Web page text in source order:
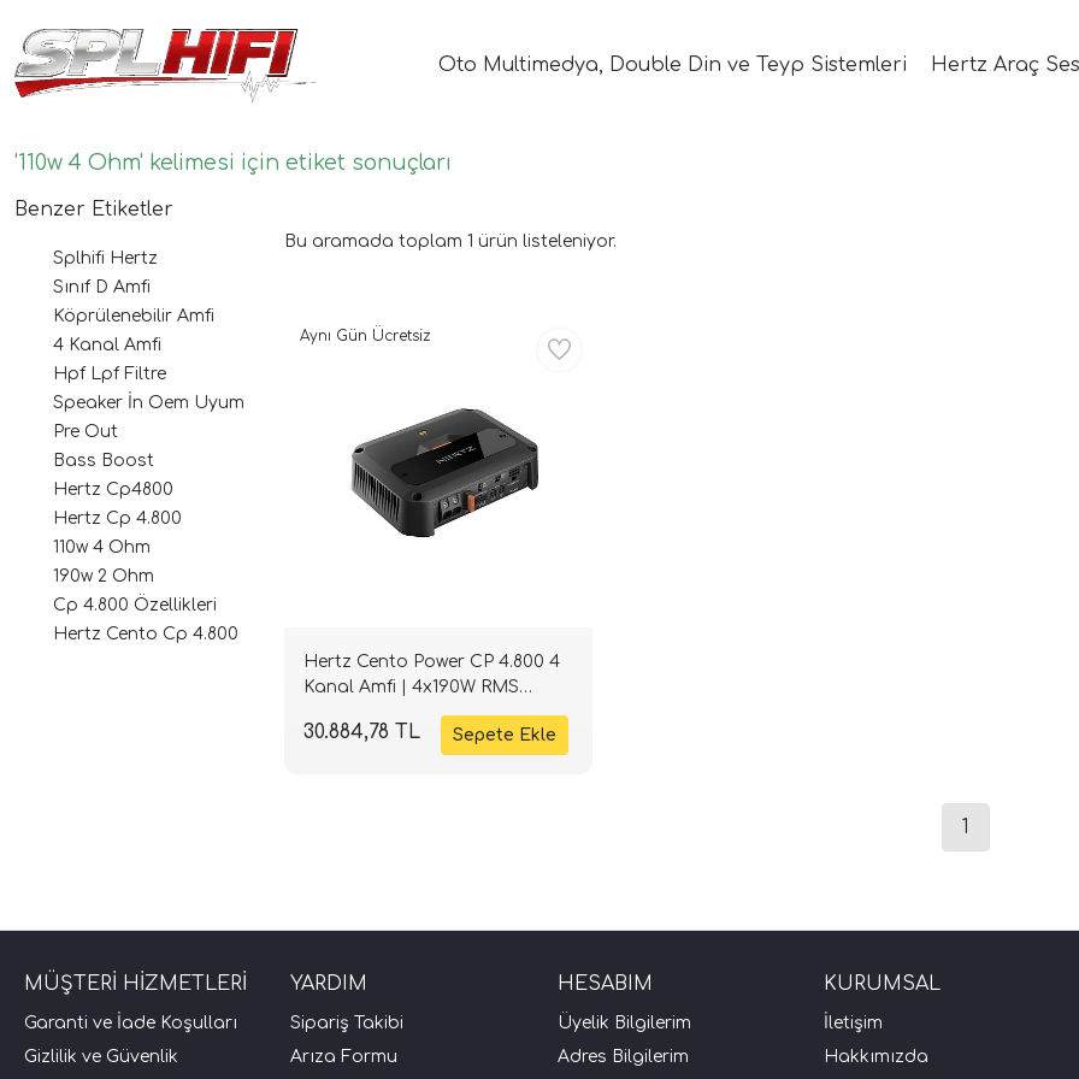
Oto Multimedya, Double Din ve Teyp Sistemleri Hertz Araç
'110w 4 Ohm' kelimesi için etiket sonuçları
Benzer Etiketler
Splhifi Hertz
Sınıf D Amfi
Köprülenebilir Amfi
4 Kanal Amfi
Hpf Lpf Filtre
Speaker İn Oem Uyum
Pre Out
Bass Boost
Hertz Cp4800
Hertz Cp 4.800
110w 4 Ohm
190w 2 Ohm
Cp 4.800 Özellikleri
Hertz Cento Cp 4.800
Bu aramada toplam 1 ürün listeleniyor.
Hertz Cento Power CP 4.800 4
Kanal Amfi | 4x190W RMS
Class-D | SPLHIFI
30.884,78 TL
Aynı Gün Ücretsiz
1
MÜŞTERİ HİZMETLERİ
Garanti ve İade Koşulları
Gizlilik ve Güvenlik
YARDIM
Sipariş Takibi
Arıza Formu
HESABIM
Üyelik Bilgilerim
Adres Bilgilerim
KURUMSAL
İletişim
Hakkımızda